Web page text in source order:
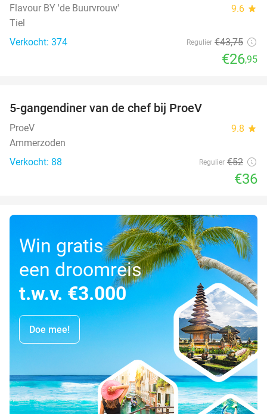
Flavour BY 'de Buurvrouw' 9.6 star
Tiel
Verkocht: 374
Regulier €43,75
€26,95
5-gangendiner van de chef bij ProeV
ProeV 9.8 star
Ammerzoden
Verkocht: 88
Regulier €52
€36
Win gratis
een droomreis
t.w.v. €3.000
Doe mee!